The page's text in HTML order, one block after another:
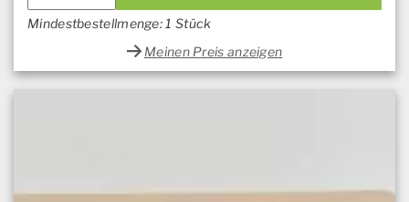
Mindestbestellmenge: 1 Stück
Meinen Preis anzeigen